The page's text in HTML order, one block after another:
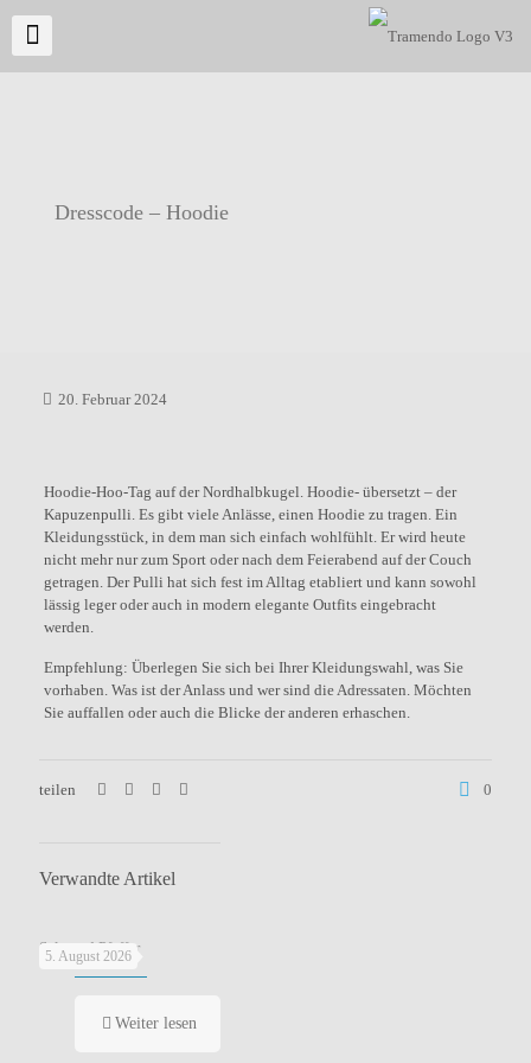
Dresscode – Hoodie
20. Februar 2024
Hoodie-Hoo-Tag auf der Nordhalbkugel. Hoodie- übersetzt – der
Kapuzenpulli. Es gibt viele Anlässe, einen Hoodie zu tragen. Ein
Kleidungsstück, in dem man sich einfach wohlfühlt. Er wird heute
nicht mehr nur zum Sport oder nach dem Feierabend auf der Couch
getragen. Der Pulli hat sich fest im Alltag etabliert und kann sowohl
lässig leger oder auch in modern elegante Outfits eingebracht
werden.
Empfehlung: Überlegen Sie sich bei Ihrer Kleidungswahl, was Sie
vorhaben. Was ist der Anlass und wer sind die Adressaten. Möchten
Sie auffallen oder auch die Blicke der anderen erhaschen.
teilen 0
Verwandte Artikel
5. August 2026
Salz und Pfeffer
Weiter lesen